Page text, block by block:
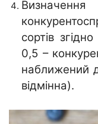
сортів
0,5 –
наближений
відмінна).